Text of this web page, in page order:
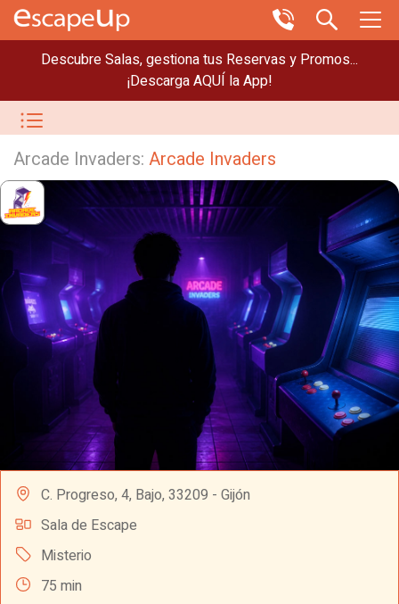
Descubre Salas, gestiona tus Reservas y Promos...
¡Descarga AQUÍ la App!
Arcade Invaders: Arcade Invaders
C. Progreso, 4, Bajo, 33209 - Gijón
Sala de Escape
Misterio
75 min